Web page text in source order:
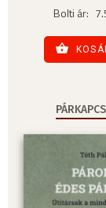
Bolti ár: